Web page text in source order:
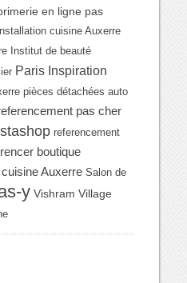
en ligne pas
cuisine Auxerre
Institut de beauté
Paris Inspiration
pièces détachées auto
pas cher
referencement
boutique
Auxerre Salon de
y Vishram Village